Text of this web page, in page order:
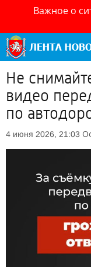
Важное о
Не
видео
по
4 июня 2026, 21:03